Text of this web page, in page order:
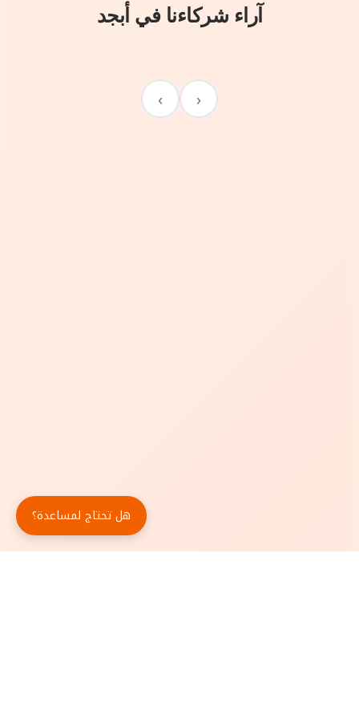
آراء شركاءنا في أبجد
‹
›
هل تحتاج لمساعدة؟